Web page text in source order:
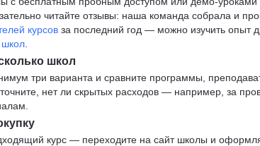
читайте отзывы: наша команда собрала и
курсовза последний год — можно изучить опыт
школ
школ
три варианта и сравните программы,
нет ли скрытых расходов — например, за
курс — переходите на сайт школы и